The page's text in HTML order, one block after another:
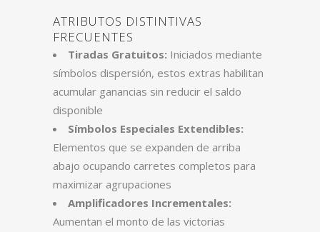
ATRIBUTOS DISTINTIVAS
FRECUENTES
Tiradas Gratuitos: Iniciados mediante
símbolos dispersión, estos extras habilitan
acumular ganancias sin reducir el saldo
disponible
Símbolos Especiales Extendibles:
Elementos que se expanden de arriba
abajo ocupando carretes completos para
maximizar agrupaciones
Amplificadores Incrementales:
Aumentan el monto de las victorias